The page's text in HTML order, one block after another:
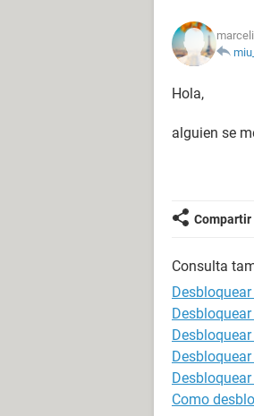
Hola,
alguien se
Compartir
Consulta
Como